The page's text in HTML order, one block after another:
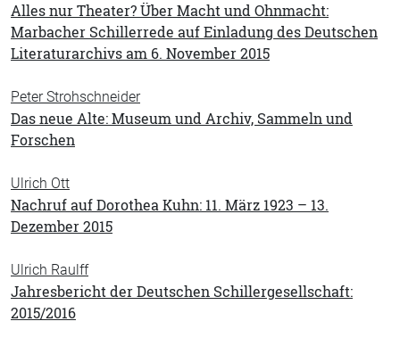
Alles nur Theater? Über Macht und Ohnmacht:
Marbacher Schillerrede auf Einladung des Deutschen
Literaturarchivs am 6. November 2015
Peter Strohschneider
Das neue Alte: Museum und Archiv, Sammeln und
Forschen
Ulrich Ott
Nachruf auf Dorothea Kuhn: 11. März 1923 – 13.
Dezember 2015
Ulrich Raulff
Jahresbericht der Deutschen Schillergesellschaft:
2015/2016